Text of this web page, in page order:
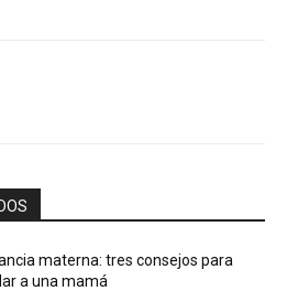
materna: tres consejos para
a una mamá